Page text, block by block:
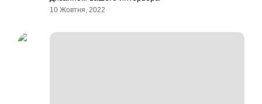
10 Жовтня, 2022